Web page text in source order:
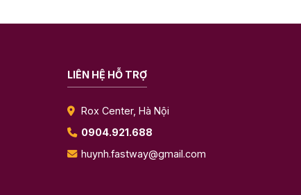
LIÊN HỆ HỖ TRỢ
Rox Center, Hà Nội
0904.921.688
huynh.fastway@gmail.com